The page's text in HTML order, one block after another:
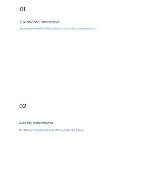
01
Dashboard interactivo
Seguimiento del NPS, CES y satisfacción general por canal o periodo.
02
Alertas automáticas
Identificación inmediata de detractores o incidentes críticos.